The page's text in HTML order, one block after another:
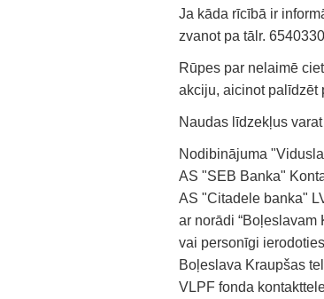
Ja kāda rīcībā ir
zvanot pa tālr.
Rūpes par nelaimē
akciju, aicinot palīdzēt
Naudas līdzekļus
Nodibinājuma
AS "SEB Banka"
AS "Citadele banka"
ar norādi “Boļeslavam
vai personīgi
Boļeslava Kraupšas
VLPF fonda